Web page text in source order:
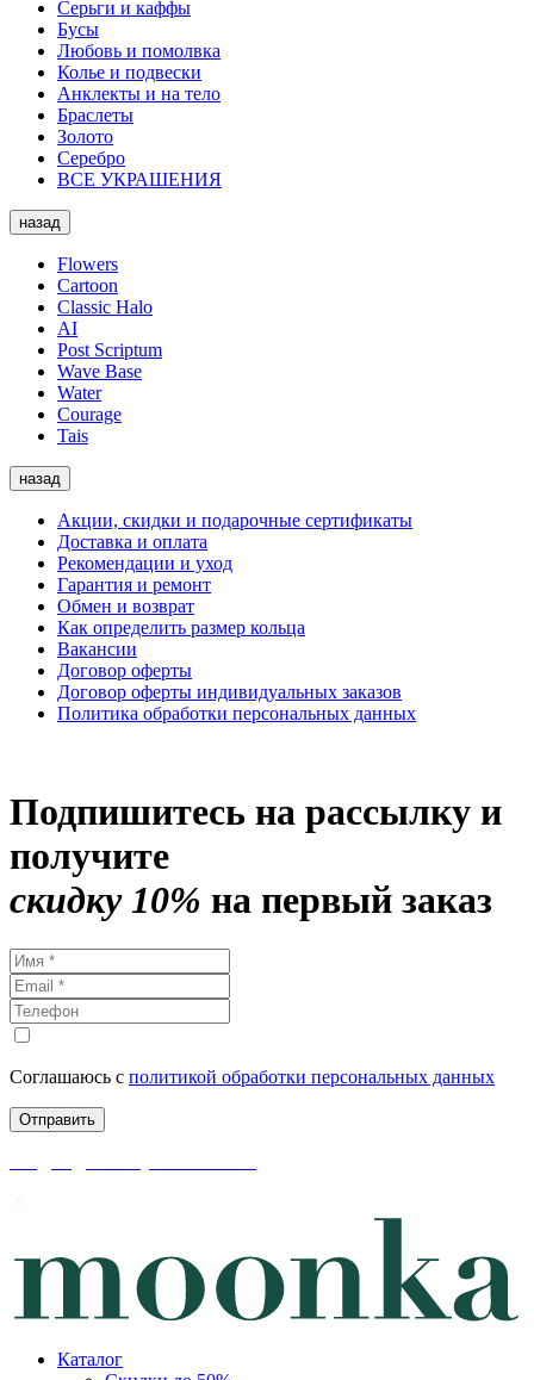
Серьги и каффы
Бусы
Любовь и помолвка
Колье и подвески
Анклекты и на тело
Браслеты
Золото
Серебро
ВСЕ УКРАШЕНИЯ
назад
Flowers
Cartoon
Classic Halo
AI
Post Scriptum
Wave Base
Water
Courage
Tais
назад
Акции, скидки и подарочные сертификаты
Доставка и оплата
Рекомендации и уход
Гарантия и ремонт
Обмен и возврат
Как определить размер кольца
Вакансии
Договор оферты
Договор оферты индивидуальных заказов
Политика обработки персональных данных
Подпишитесь на рассылку и
получите
скидку 10% на первый заказ
Соглашаюсь с политикой обработки персональных данных
Каталог